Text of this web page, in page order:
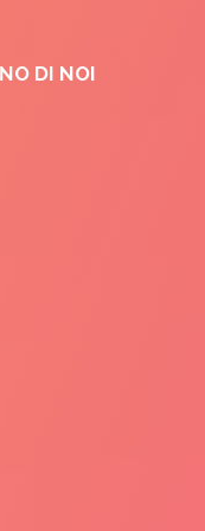
DI NOI